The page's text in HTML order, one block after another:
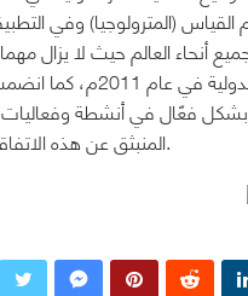
(المترولوجيا) وفي
أنحاء العالم حيث لا يزال
1875م، وقد انضمت المملكة العربية
الهيئة بشكل فعّال في أنشطة
والمقاييس (BIPM) المنبثق عن هذه الاتفاقية.